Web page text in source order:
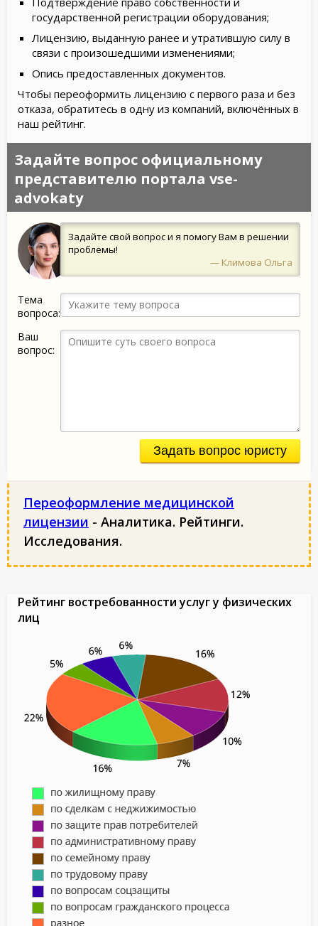
государственной регистрации оборудования;
Лицензию, выданную ранее и утратившую силу в
связи с произошедшими изменениями;
Опись предоставленных документов.
Чтобы переоформить лицензию с первого раза и без
отказа, обратитесь в одну из компаний, включённых в
наш рейтинг.
Задайте вопрос официальному
представителю портала vse-
advokaty
Задайте свой вопрос и я помогу Вам в решении
проблемы!
— Климова Ольга
Тема
вопроса:
Ваш
вопрос:
Задать вопрос юристу
Переоформление медицинской
лицензии - Аналитика. Рейтинги.
Исследования.
Рейтинг востребованности услуг у физических
лиц